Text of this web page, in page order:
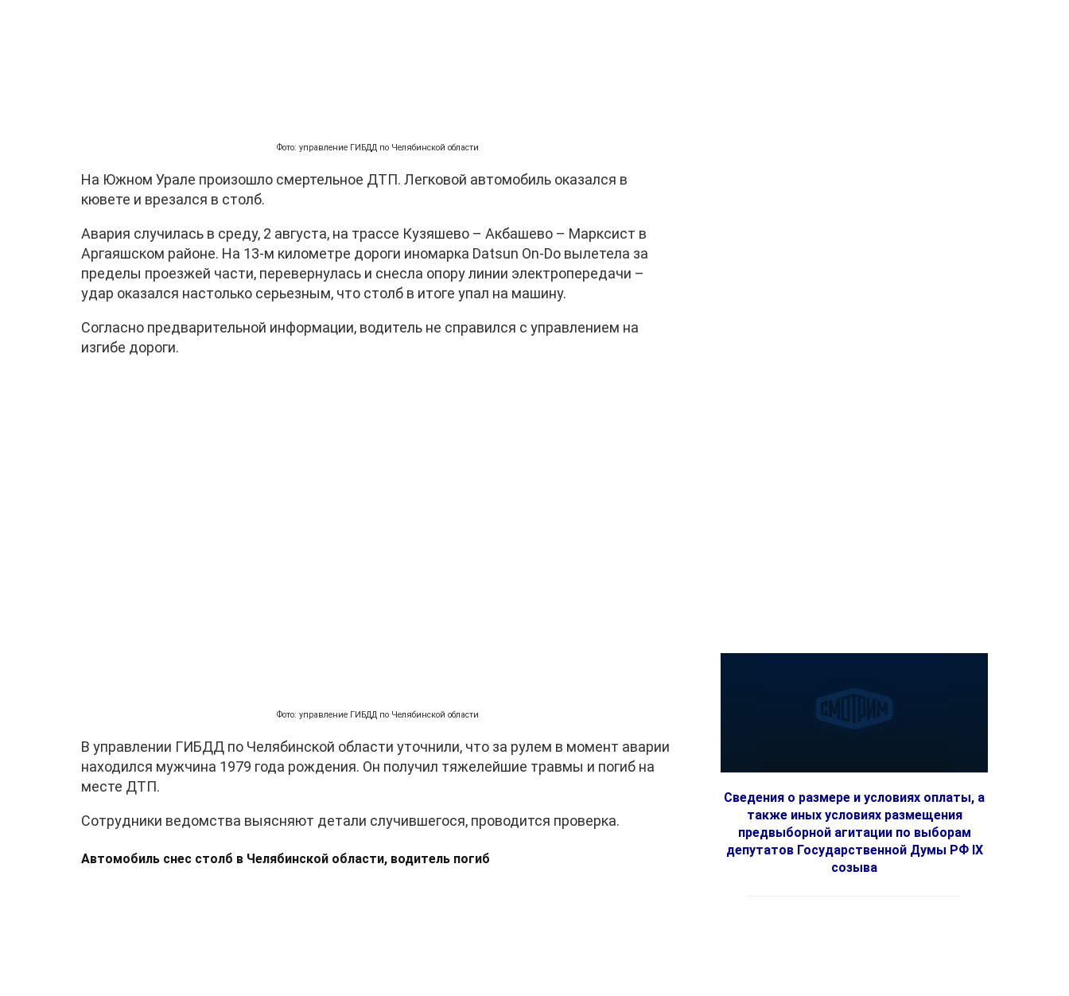
Фото: управление ГИБДД по Челябинской области
На Южном Урале произошло смертельное ДТП. Легковой автомобиль оказался в
кювете и врезался в столб.
Авария случилась в среду, 2 августа, на трассе Кузяшево – Акбашево – Марксист в
Аргаяшском районе. На 13-м километре дороги иномарка Datsun On-Do вылетела за
пределы проезжей части, перевернулась и снесла опору линии электропередачи –
удар оказался настолько серьезным, что столб в итоге упал на машину.
Согласно предварительной информации, водитель не справился с управлением на
изгибе дороги.
Фото: управление ГИБДД по Челябинской области
В управлении ГИБДД по Челябинской области уточнили, что за рулем в момент аварии
находился мужчина 1979 года рождения. Он получил тяжелейшие травмы и погиб на
месте ДТП.
Сотрудники ведомства выясняют детали случившегося, проводится проверка.
Автомобиль снес столб в Челябинской области, водитель погиб
Сведения о размере и условиях оплаты, а
также иных условиях размещения
предвыборной агитации по выборам
депутатов Государственной Думы РФ IX
созыва